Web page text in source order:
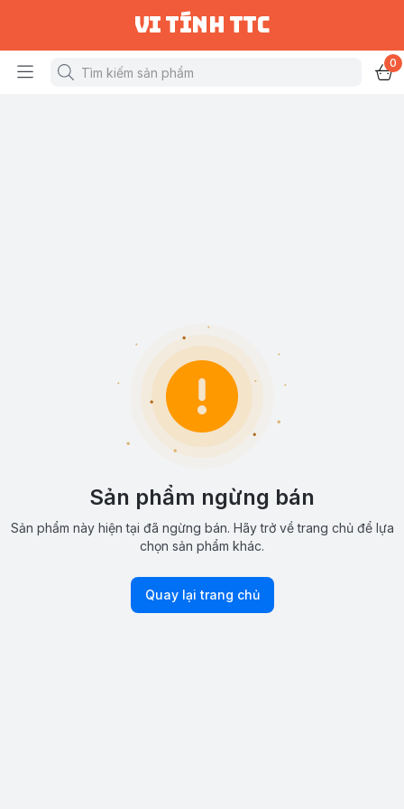
vi tính ttc
0
Sản phẩm ngừng bán
Sản phẩm này hiện tại đã ngừng bán. Hãy trở về trang chủ để lựa
chọn sản phẩm khác.
Quay lại trang chủ